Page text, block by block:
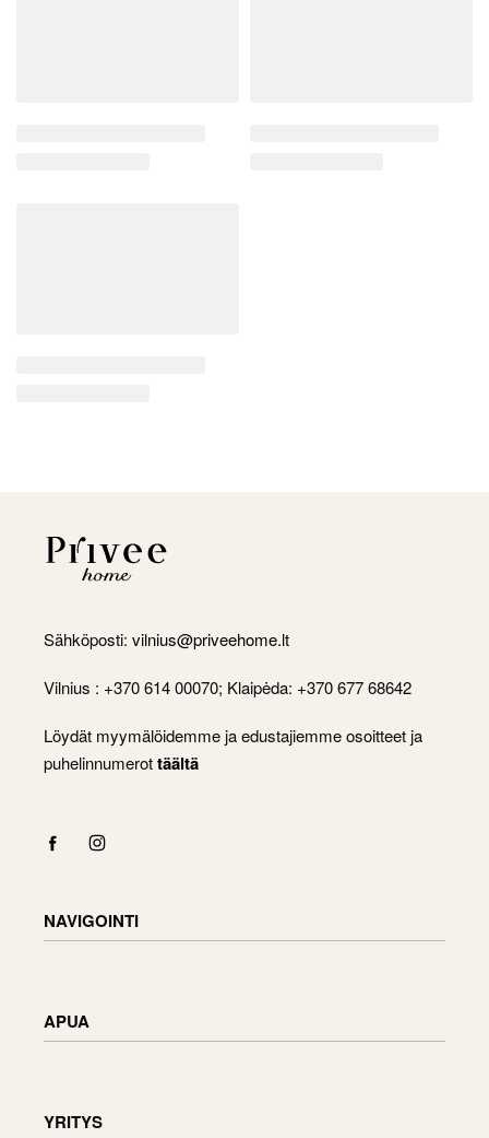
Sähköposti: vilnius@priveehome.lt
Vilnius : +370 614 00070; Klaipėda: +370 677 68642
Löydät myymälöidemme ja edustajiemme osoitteet ja
puhelinnumerottäältä
NAVIGOINTI
Cart
APUA
Tilauksen tila
YRITYS